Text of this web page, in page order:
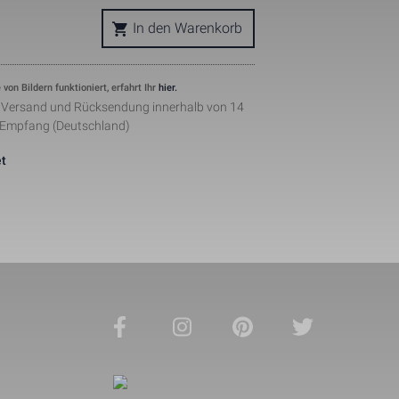
In den Warenkorb
von Bildern funktioniert, erfahrt Ihr hier.
und Rücksendung innerhalb von 14
(Deutschland)
they
to be a